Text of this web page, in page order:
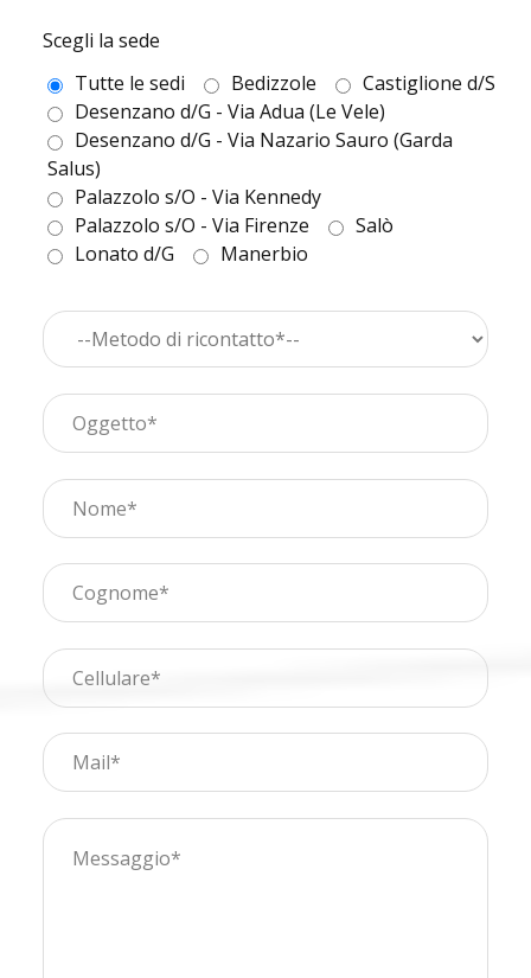
Scegli la sede
Tutte le sedi
Bedizzole
Castiglione d/S
Desenzano d/G - Via Adua (Le Vele)
Desenzano d/G - Via Nazario Sauro (Garda
Salus)
Palazzolo s/O - Via Kennedy
Palazzolo s/O - Via Firenze
Salò
Lonato d/G
Manerbio